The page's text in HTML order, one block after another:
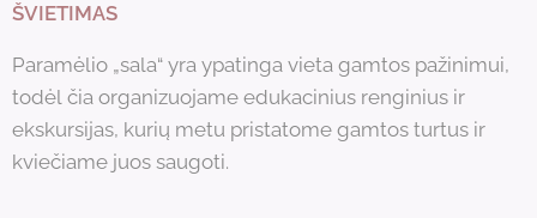
ŠVIETIMAS
Paramėlio „sala“ yra ypatinga vieta gamtos pažinimui,
todėl čia organizuojame edukacinius renginius ir
ekskursijas, kurių metu pristatome gamtos turtus ir
kviečiame juos saugoti.